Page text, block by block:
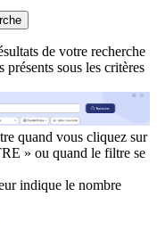
de votre recherche
présents sous les critères
quand vous cliquez sur
» ou quand le filtre se
indique le nombre